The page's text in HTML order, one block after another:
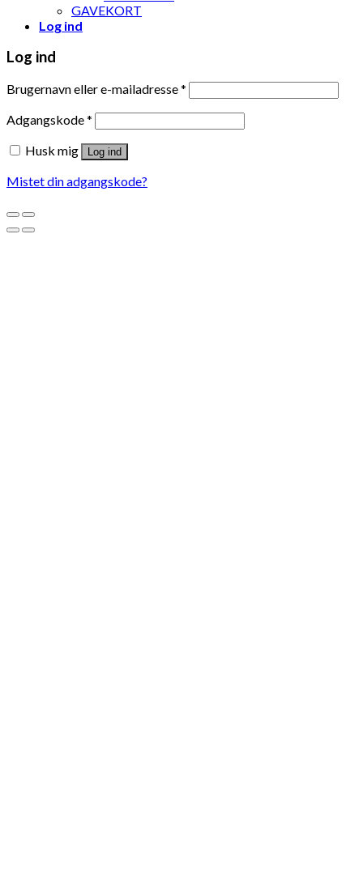
GAVEKORT
Log ind
Log ind
Brugernavn eller e-mailadresse*
Adgangskode*
Husk mig
Log ind
Mistet din adgangskode?